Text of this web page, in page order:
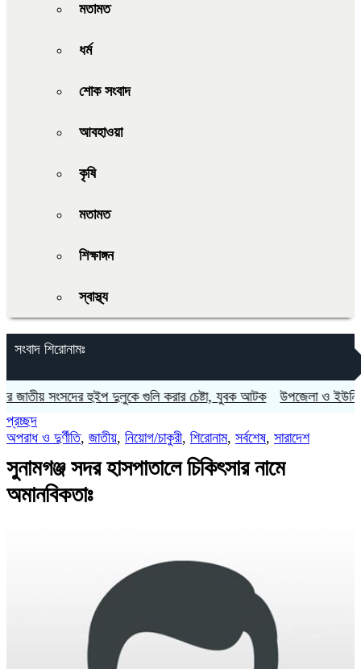
মতামত
ধর্ম
শোক সংবাদ
আবহাওয়া
কৃষি
মতামত
শিক্ষাঙ্গন
স্বাস্থ্য
সংবাদ শিরোনামঃ
সংসদের হুইপ দুলুকে গুলি করার চেষ্টা, যুবক আটক উপজেলা ও ইউনিয়ন পরিষদ
প্রচ্ছদ
অপরাধ ও দুর্ণীতি, জাতীয়, নিয়োগ/চাকুরী, শিরোনাম, সর্বশেষ, সারাদেশ
সুনামগঞ্জ সদর হাসপাতালে চিকিৎসার নামে
অমানবিকতাঃ